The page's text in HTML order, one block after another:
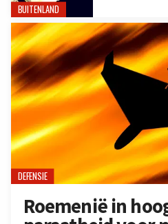
BUITENLAND
DEFENSIE
Roemenië in